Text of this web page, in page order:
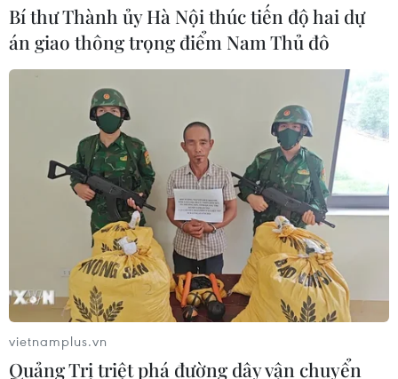
Thượng viện Mỹ thông qua dự luật
trừng phạt Nga
Canada, Mỹ đàm phán thỏa thuận
thương mại tạm thời nhằm hạ nhiệt
căng thẳng
07/08/2026 23:53
Tổng thống đắc cử của Colombia
Abelardo De La Espriella nhậm chức
07/08/2026 23:12
Bí thư Thành ủy Hà Nội thúc tiến độ hai dự
án giao thông trọng điểm Nam Thủ đô
vietnamplus.vn
Quảng Trị triệt phá đường dây vận chuyển